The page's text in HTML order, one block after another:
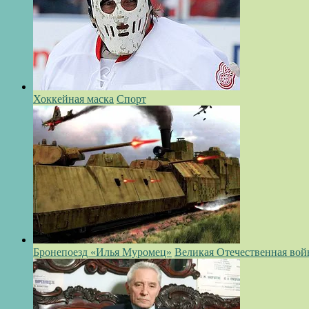
Хоккейная маска Спорт
Бронепоезд «Илья Муромец» Великая Отечественная